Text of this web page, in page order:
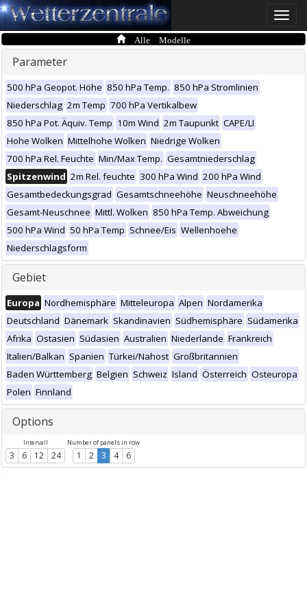
Toggle
Alle Modelle
Parameter
500 hPa Geopot. Höhe 850 hPa Temp. 850 hPa Stromlinien
Niederschlag 2m Temp 700 hPa Vertikalbew
850 hPa Pot. Äquiv. Temp 10m Wind 2m Taupunkt CAPE/LI
Hohe Wolken Mittelhohe Wolken Niedrige Wolken
700 hPa Rel. Feuchte Min/Max Temp. Gesamtniederschlag
Spitzenwind 2m Rel. feuchte 300 hPa Wind 200 hPa Wind
Gesamtbedeckungsgrad Gesamtschneehöhe Neuschneehöhe
Gesamt-Neuschnee Mittl. Wolken 850 hPa Temp. Abweichung
500 hPa Wind 50 hPa Temp Schnee/Eis Wellenhoehe
Niederschlagsform
Gebiet
Europa Nordhemisphäre Mitteleuropa Alpen Nordamerika
Deutschland Dänemark Skandinavien Südhemisphäre Südamerika
Afrika Ostasien Südasien Australien Niederlande Frankreich
Italien/Balkan Spanien Türkei/Nahost Großbritannien
Baden Württemberg Belgien Schweiz Island Österreich Osteuropa
Polen Finnland
Options
Intervall
3 6 12 24
Number of panels in row
1 2 3 4 6